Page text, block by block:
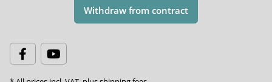
Withdraw from contract